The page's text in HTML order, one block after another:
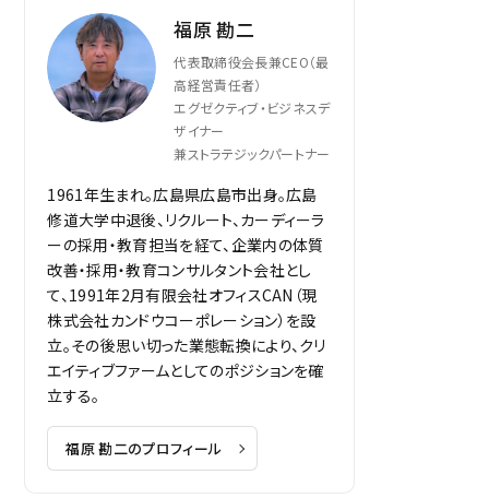
福原 勘二
代表取締役会長兼CEO（最
高経営責任者）
エグゼクティブ・ビジネスデ
ザイナー
兼ストラテジックパートナー
1961年生まれ。広島県広島市出身。広島
修道大学中退後、リクルート、カーディーラ
ーの採用・教育担当を経て、企業内の体質
改善・採用・教育コンサルタント会社とし
て、1991年2月有限会社オフィスCAN（現
株式会社カンドウコーポレーション）を設
立。その後思い切った業態転換により、クリ
エイティブファームとしてのポジションを確
立する。
福原 勘二のプロフィール